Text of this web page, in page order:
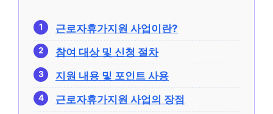
근로자휴가지원 사업이란?
참여 대상 및 신청 절차
지원 내용 및 포인트 사용
근로자휴가지원 사업의 장점